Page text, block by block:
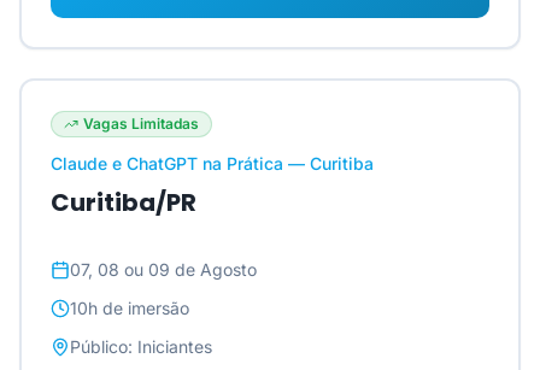
Vagas Limitadas
Claude e ChatGPT na Prática — Curitiba
Curitiba/PR
07, 08 ou 09 de Agosto
10h de imersão
Público: Iniciantes